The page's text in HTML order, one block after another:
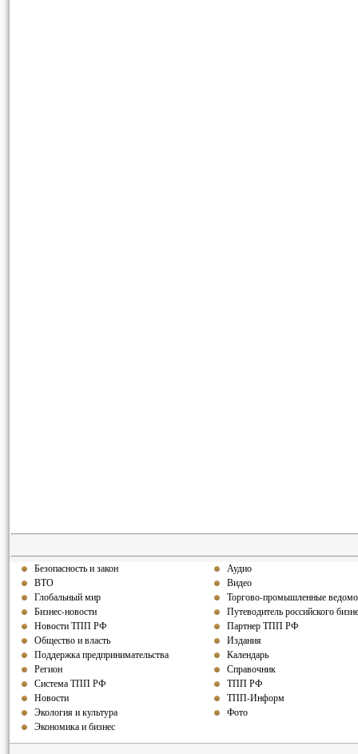
Безопасность и закон
ВТО
Глобальный мир
Бизнес-новости
Новости ТПП РФ
Общество и власть
Поддержка предпринимательства
Регион
Система ТПП РФ
Новости
Экология и культура
Экономика и бизнес
Аудио
Видео
Торгово-промышленные
Путеводитель российского
Партнер ТПП РФ
Издания
Календарь
Справочник
ТПП РФ
ТПП-Информ
Фото